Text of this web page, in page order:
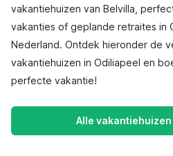
vakantiehuizen van Belvilla,
vakanties of geplande retraites in
Nederland. Ontdek hieronder de
vakantiehuizen in Odiliapeel en
perfecte vakantie!
Alle